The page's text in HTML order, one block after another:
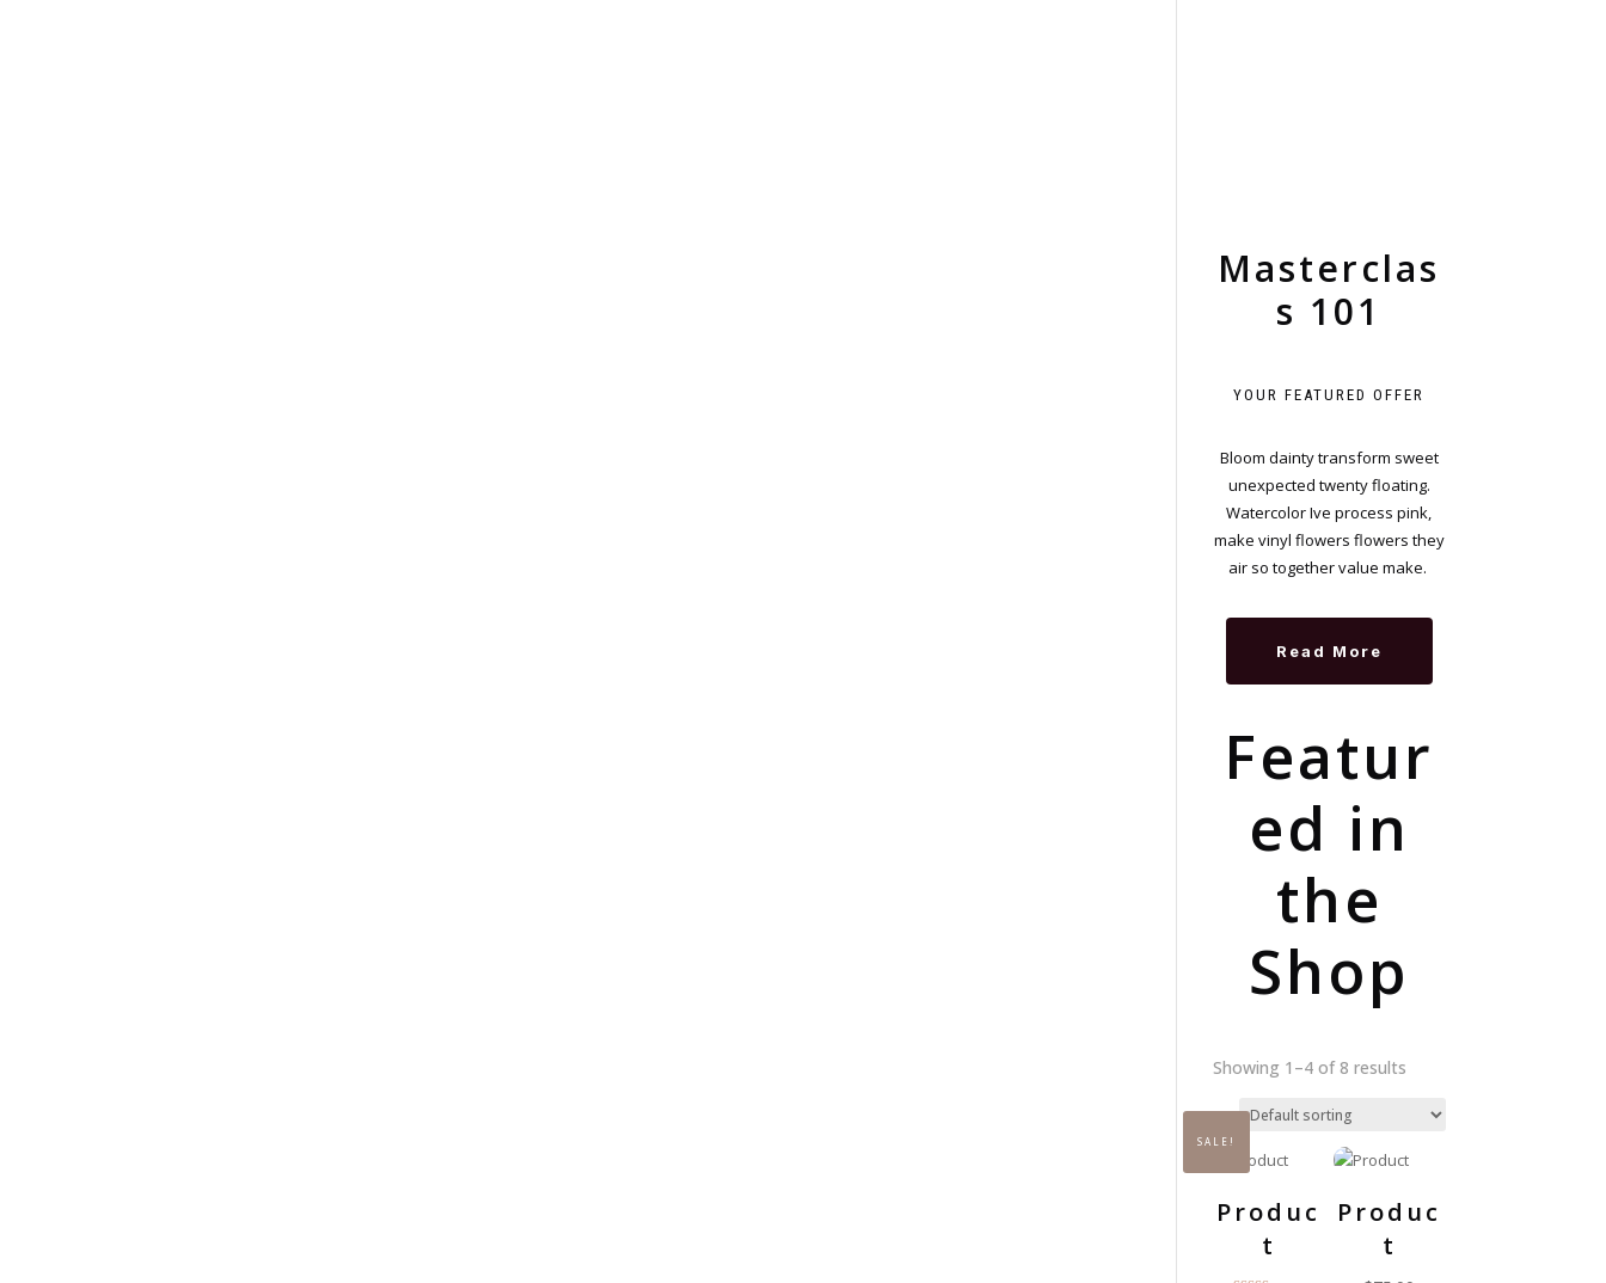
Masterclas
s 101
YOUR FEATURED OFFER
Bloom dainty transform sweet
unexpected twenty floating.
Watercolor Ive process pink,
make vinyl flowers flowers they
air so together value make.
Read More
Featur
ed in
the
Shop
Showing 1–4 of 8 results
SALE!
Produc
t
Produc
t